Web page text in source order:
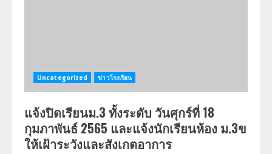
Uncategorized ข่าวโรงเรียน
แจ้งปิดเรียนม.3 ทั้งระดับ วันศุกร์ที่ 18
กุมภาพันธ์ 2565 และแจ้งนักเรียนห้อง ม.3ข
ให้เฝ้าระวังและสังเกตอาการ